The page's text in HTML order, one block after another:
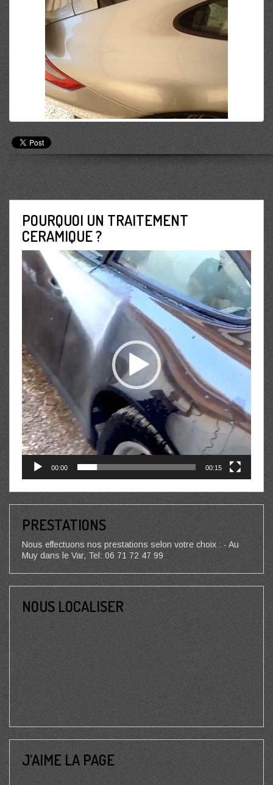
POURQUOI UN TRAITEMENT
CERAMIQUE ?
Lecteur
vidéo
00:00 00:15
PRESTATIONS
Nous effectuons nos prestations selon votre choix : - Au
Muy dans le Var, Tel: 06 71 72 47 99
NOUS LOCALISER
J’AIME LA PAGE